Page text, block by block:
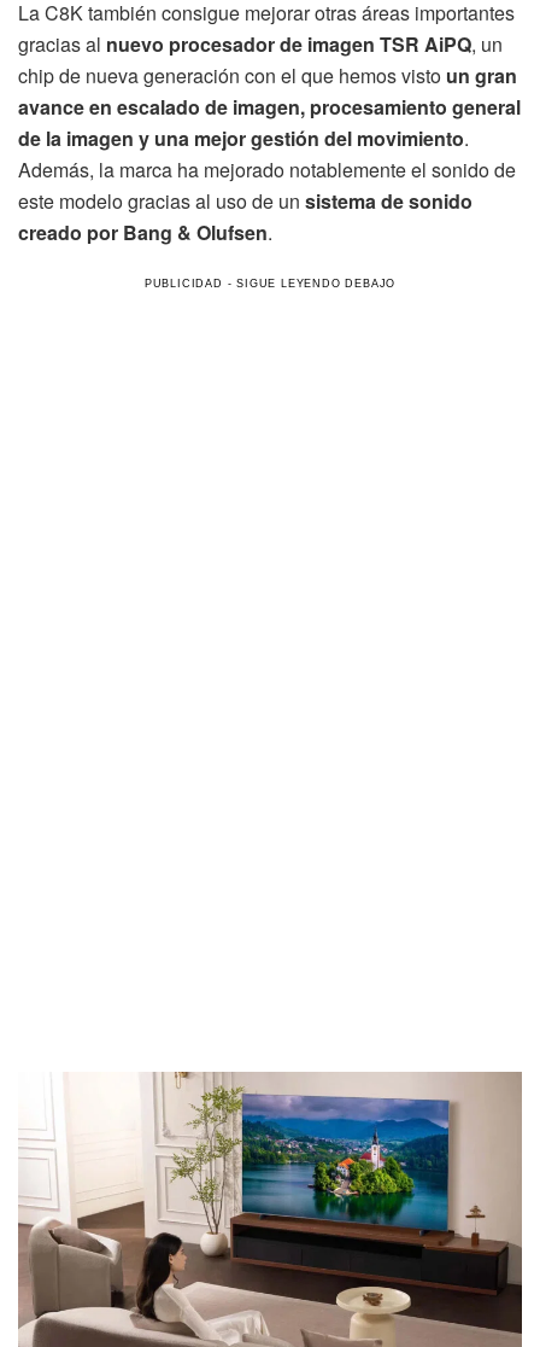
La C8K también consigue mejorar otras áreas importantes
gracias al nuevo procesador de imagen TSR AiPQ, un
chip de nueva generación con el que hemos visto un gran
avance en escalado de imagen, procesamiento general
de la imagen y una mejor gestión del movimiento.
Además, la marca ha mejorado notablemente el sonido de
este modelo gracias al uso de un sistema de sonido
creado por Bang & Olufsen.